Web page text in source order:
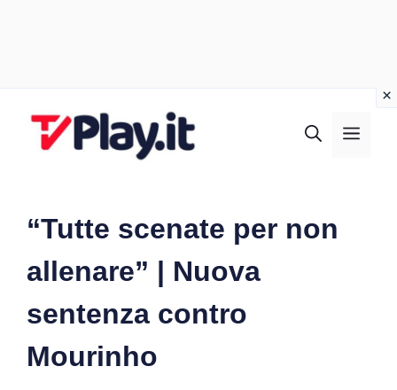
“Tutte scenate per non
allenare” | Nuova
sentenza contro
Mourinho